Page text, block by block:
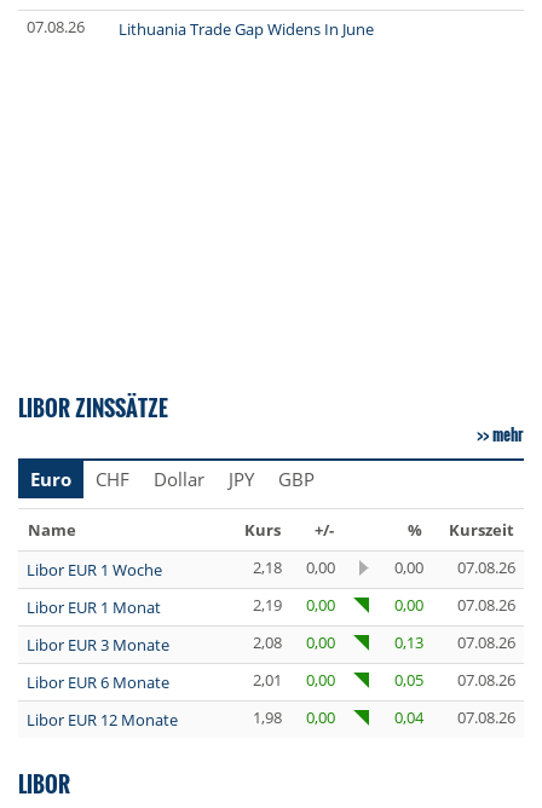
07.08.26
Lithuania Trade Gap Widens In June
LIBOR ZINSSÄTZE
mehr
Euro
CHF Dollar JPY GBP
Name Kurs +/- %
Kurszeit
Libor EUR 1 Woche
2,18 0,00 0,00
07.08.26
Libor EUR 1 Monat
2,19 0,00 0,00
07.08.26
Libor EUR 3 Monate
2,08 0,00 0,13
07.08.26
Libor EUR 6 Monate
2,01 0,00 0,05
07.08.26
Libor EUR 12 Monate
1,98 0,00 0,04 07.08.26
LIBOR